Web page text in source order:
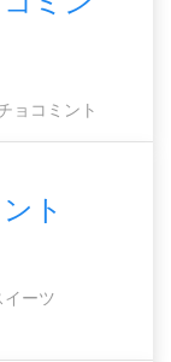
ョコミント
ト
イーツ